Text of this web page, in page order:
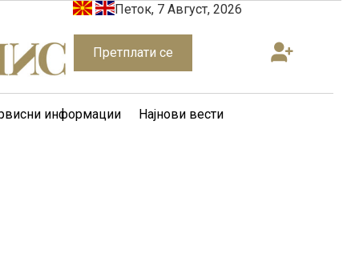
Петок, 7 Август, 2026
Претплати се
информации Најнови вести